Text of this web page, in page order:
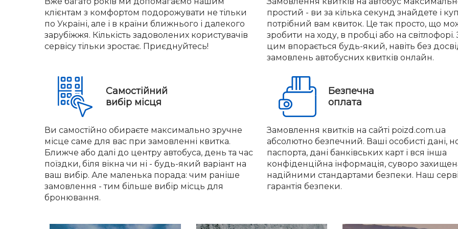
клієнтам з комфортом подорожувати не тільки
по Україні, але і в країни ближнього і далекого
зарубіжжя. Кількість задоволених користувачів
сервісу тільки зростає. Приєднуйтесь!
простий - ви за кілька секунд знайдете і
потрібний вам квиток. Це так просто, що
зробити на ходу, в пробці або на світлофорі.
цим впорається будь-який, навіть без
замовлень автобусних квитків онлайн.
Самостійний
вибір місця
Ви самостійно обираєте максимально зручне
місце саме для вас при замовленні квитка.
Ближче або далі до центру автобуса, день та час
поїздки, біля вікна чи ні - будь-який варіант на
ваш вибір. Але маленька порада: чим раніше
замовлення - тим більше вибір місць для
бронювання.
Безпечна
оплата
Замовлення квитків на сайті poizd.com.ua
абсолютно безпечний. Ваші особисті дані,
паспорта, дані банківських карт і вся інша
конфіденційна інформація, суворо
надійними стандартами безпеки. Наш
гарантія безпеки.